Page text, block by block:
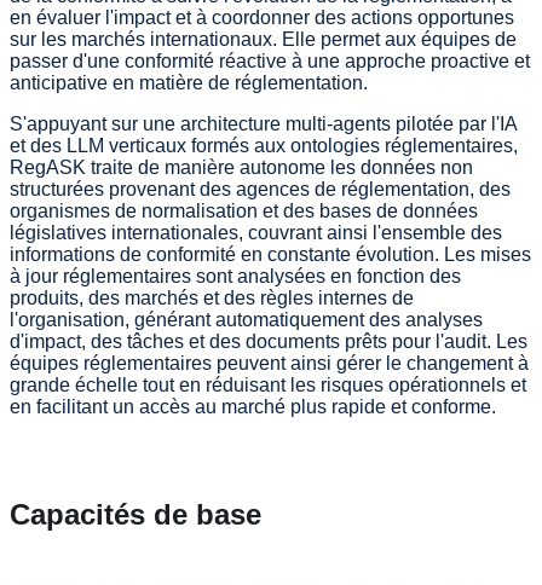
en évaluer l'impact et à coordonner des actions opportunes
sur les marchés internationaux. Elle permet aux équipes de
passer d'une conformité réactive à une approche proactive et
anticipative en matière de réglementation.
S'appuyant sur une architecture multi-agents pilotée par l'IA
et des LLM verticaux formés aux ontologies réglementaires,
RegASK traite de manière autonome les données non
structurées provenant des agences de réglementation, des
organismes de normalisation et des bases de données
législatives internationales, couvrant ainsi l'ensemble des
informations de conformité en constante évolution. Les mises
à jour réglementaires sont analysées en fonction des
produits, des marchés et des règles internes de
l'organisation, générant automatiquement des analyses
d'impact, des tâches et des documents prêts pour l'audit. Les
équipes réglementaires peuvent ainsi gérer le changement à
grande échelle tout en réduisant les risques opérationnels et
en facilitant un accès au marché plus rapide et conforme.
Capacités de base